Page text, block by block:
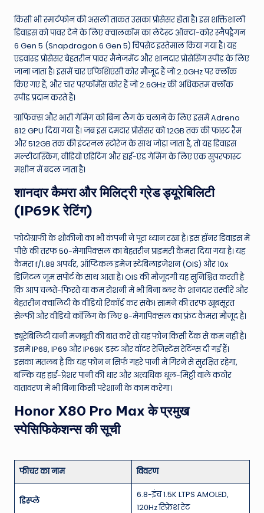
किसी भी स्मार्टफोन की असली ताकत उसका प्रोसेसर होता है। इस शक्तिशाली
डिवाइस को पावर देने के लिए क्वालकॉम का लेटेस्ट ऑक्टा-कोर स्नैपड्रैगन
6 Gen 5 (Snapdragon 6 Gen 5) चिपसेट इस्तेमाल किया गया है। यह
एडवांस्ड प्रोसेसर बेहतरीन पावर मैनेजमेंट और शानदार प्रोसेसिंग स्पीड के लिए
जाना जाता है। इसमें चार एफिशिएंसी कोर मौजूद हैं जो 2.0GHz पर क्लॉक
किए गए हैं, और चार परफॉर्मेंस कोर हैं जो 2.6GHz की अधिकतम क्लॉक
स्पीड प्रदान करते हैं।
ग्राफिक्स और भारी गेमिंग को बिना लैग के चलाने के लिए इसमें Adreno
812 GPU दिया गया है। जब इस दमदार प्रोसेसर को 12GB तक की फास्ट रैम
और 512GB तक की इंटरनल स्टोरेज के साथ जोड़ा जाता है, तो यह डिवाइस
मल्टीटास्किंग, वीडियो एडिटिंग और हाई-एंड गेमिंग के लिए एक सुपरफास्ट
मशीन में बदल जाता है।
शानदार कैमरा और मिलिट्री ग्रेड ड्यूरेबिलिटी
(IP69K रेटिंग)
फोटोग्राफी के शौकीनों का भी कंपनी ने पूरा ध्यान रखा है। इस हॉनर डिवाइस में
पीछे की तरफ 50-मेगापिक्सल का बेहतरीन प्राइमरी कैमरा दिया गया है। यह
कैमरा f/1.88 अपर्चर, ऑप्टिकल इमेज स्टेबिलाइजेशन (OIS) और 10x
डिजिटल जूम सपोर्ट के साथ आता है। OIS की मौजूदगी यह सुनिश्चित करती है
कि आप चलते-फिरते या कम रोशनी में भी बिना ब्लर के शानदार तस्वीरें और
बेहतरीन क्वालिटी के वीडियो रिकॉर्ड कर सकें। सामने की तरफ खूबसूरत
सेल्फी और वीडियो कॉलिंग के लिए 8-मेगापिक्सल का फ्रंट कैमरा मौजूद है।
ड्यूरेबिलिटी यानी मजबूती की बात करें तो यह फोन किसी टैंक से कम नहीं है।
इसमें IP68, IP69 और IP69K डस्ट और वॉटर रेजिस्टेंस रेटिंग्स दी गई हैं।
इसका मतलब है कि यह फोन न सिर्फ गहरे पानी में गिरने से सुरक्षित रहेगा,
बल्कि यह हाई-प्रेशर पानी की धार और अत्यधिक धूल-मिट्टी वाले कठोर
वातावरण में भी बिना किसी परेशानी के काम करेगा।
Honor X80 Pro Max के प्रमुख
स्पेसिफिकेशन्स की सूची
फीचर का नाम विवरण
डिस्प्ले
6.8-इंच 1.5K LTPS AMOLED,
120Hz रिफ्रेश रेट